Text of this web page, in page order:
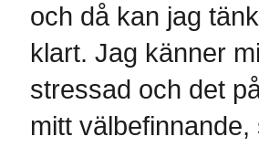
och då kan jag
klart. Jag känner
stressad och det
mitt välbefinnande,